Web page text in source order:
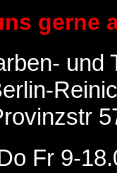
gerne
und
Fr 9-